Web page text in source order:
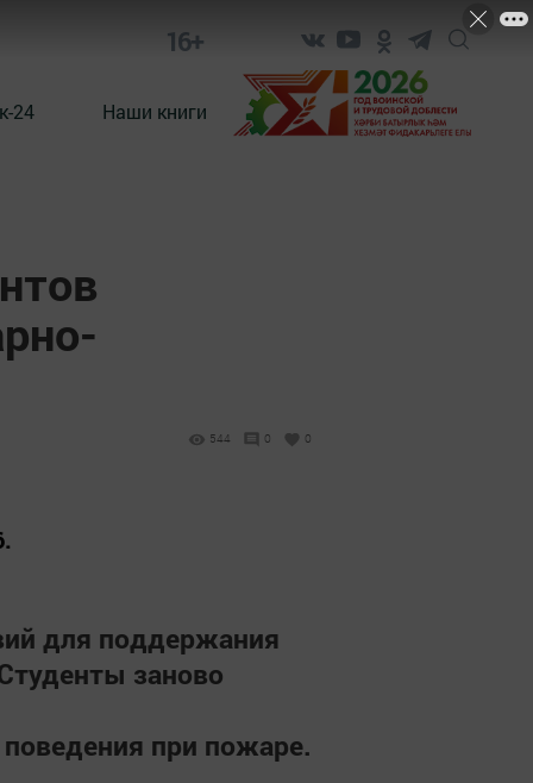
16+
24 Наши книги
544 0 0
для поддержания
заново
при пожаре.